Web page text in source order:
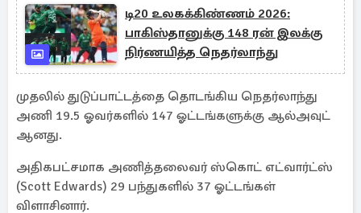
டி20 உலகக்கிண்ணம் 2026:
பாகிஸ்தானுக்கு 148 ரன் இலக்கு
நிர்ணயித்த நெதர்லாந்து
முதலில் துடுப்பாட்டத்தை தொடங்கிய நெதர்லாந்து
அணி 19.5 ஓவர்களில் 147 ஓட்டங்களுக்கு ஆல்அவுட்
ஆனது.
அதிகபட்சமாக அணித்தலைவர் ஸ்கொட் எட்வார்ட்ஸ்
(Scott Edwards) 29 பந்துகளில் 37 ஓட்டங்கள்
விளாசினார்.